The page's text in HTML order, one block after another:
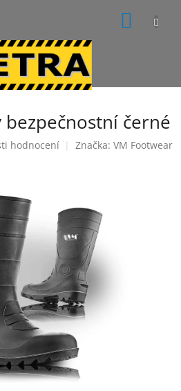
bezpečnostní černé
hodnocení Značka: VM Footwear